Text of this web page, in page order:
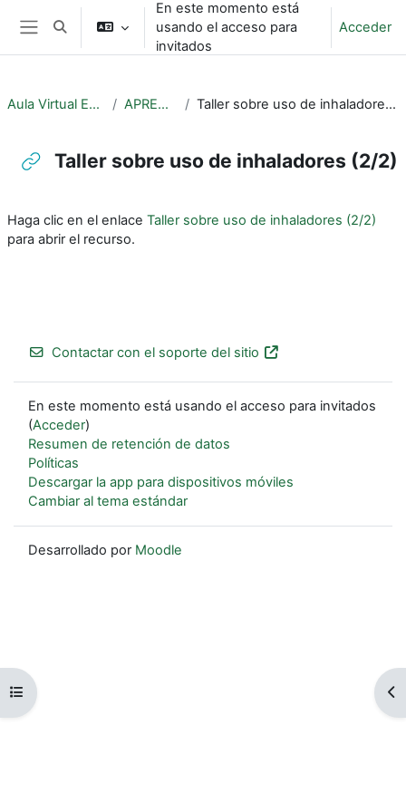
Salta al contenido principal
Panel lateral
Selector de búsqueda de entrada
En este momento está
usando el acceso para
invitados
Acceder
Abrir índice del curso
Aula Virtual EPOC APRENDE Taller sobre uso de inhaladores (2/2)
Taller sobre uso de inhaladores (2/2)
Haga clic en el enlace Taller sobre uso de inhaladores (2/2)
para abrir el recurso.
Contactar con el soporte del sitio
En este momento está usando el acceso para invitados
(Acceder)
Resumen de retención de datos
Políticas
Descargar la app para dispositivos móviles
Cambiar al tema estándar
Desarrollado por Moodle